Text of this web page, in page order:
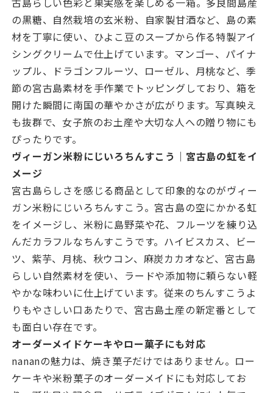
の黒糖、自然栽培の玄米粉、自家製甘酒など、島の素
材を丁寧に使い、ひよこ豆のスープから作る特製アイ
シングクリームで仕上げています。マンゴー、パイナ
ップル、ドラゴンフルーツ、ローゼル、月桃など、季
節の宮古島素材を手作業でトッピングしており、箱を
開けた瞬間に南国の華やかさが広がります。写真映え
も抜群で、女子旅のお土産や大切な人への贈り物にも
ぴったりです。
ヴィーガン米粉にじいろちんすこう｜宮古島の虹をイ
メージ
宮古島らしさを感じる商品として印象的なのがヴィー
ガン米粉にじいろちんすこう。宮古島の空にかかる虹
をイメージし、米粉に島野菜や花、フルーツを練り込
んだカラフルなちんすこうです。ハイビスカス、ビー
ツ、紫芋、月桃、秋ウコン、麻炭カカオなど、宮古島
らしい自然素材を使い、ラードや添加物に頼らない軽
やかな味わいに仕上げています。従来のちんすこうよ
りもやさしい口あたりで、宮古島土産の新定番として
も面白い存在です。
オーダーメイドケーキやロー菓子にも対応
nananの魅力は、焼き菓子だけではありません。ロー
ケーキや米粉菓子のオーダーメイドにも対応してお